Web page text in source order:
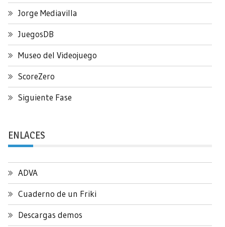
Jorge Mediavilla
JuegosDB
Museo del Videojuego
ScoreZero
Siguiente Fase
ENLACES
ADVA
Cuaderno de un Friki
Descargas demos